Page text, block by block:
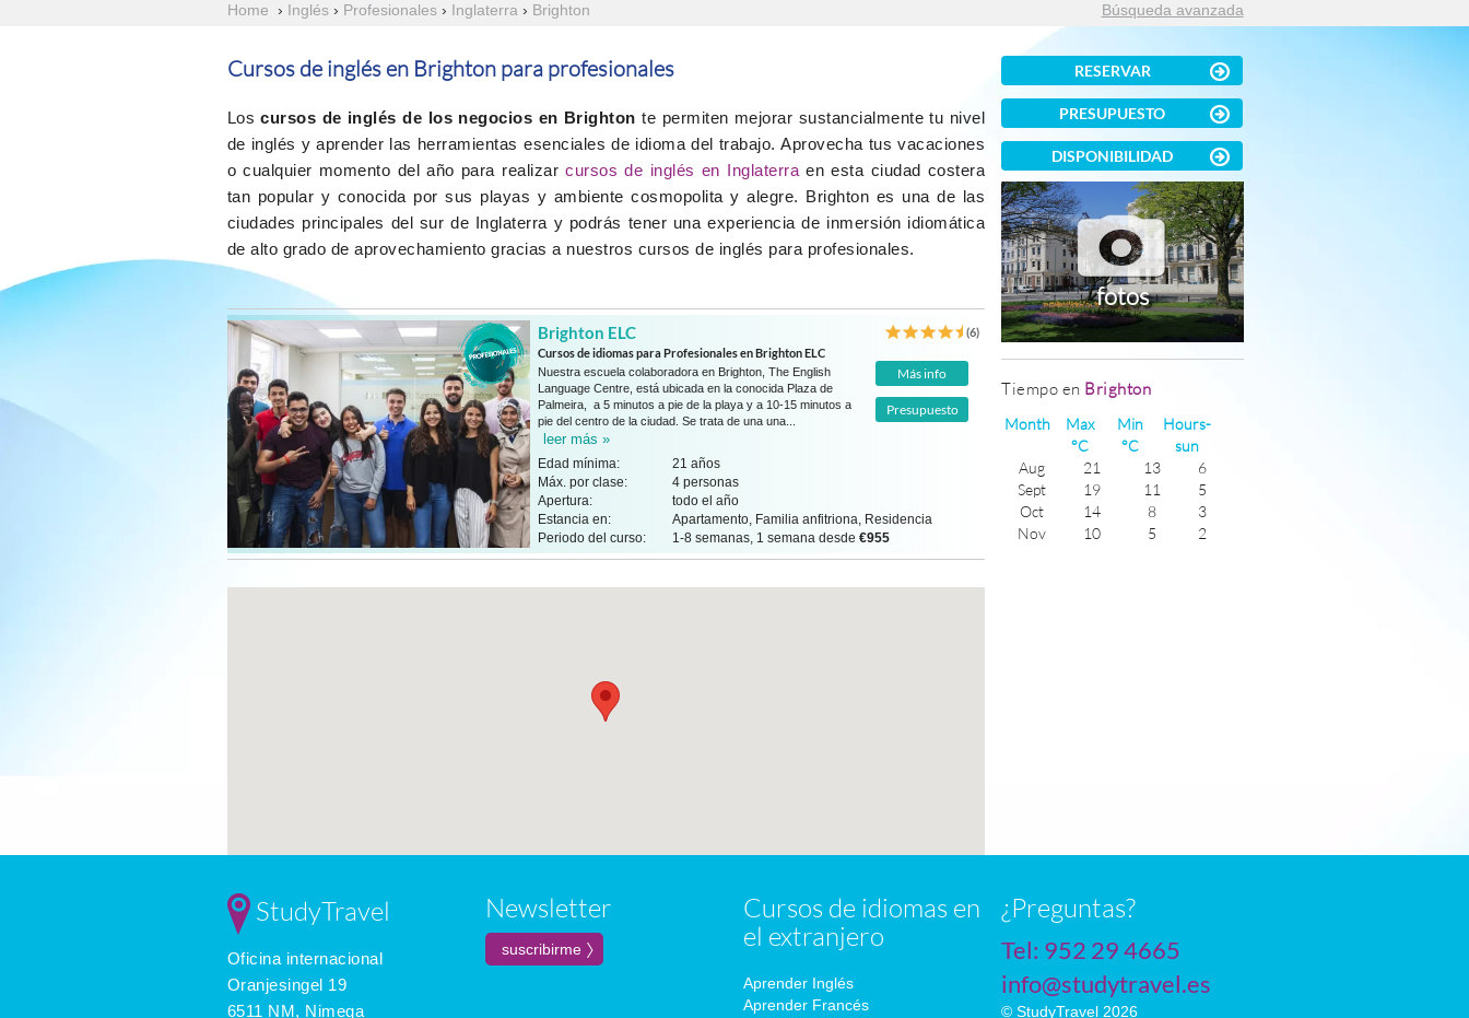
Home › Inglés› Profesionales› Inglaterra › Brighton Búsqueda avanzada
Cursos de inglés en Brighton para profesionales
Loscursos de inglés de los negocios en Brighton te permiten mejorar sustancialmente tu nivel
de inglés y aprender las herramientas esenciales de idioma del trabajo. Aprovecha tus vacaciones
o cualquier momento del año para realizarcursos de inglés en Inglaterra en esta ciudad costera
tan popular y conocida por sus playas y ambiente cosmopolita y alegre. Brighton es una de las
ciudades principales del sur de Inglaterra y podrás tener una experiencia de inmersión idiomática
de alto grado de aprovechamiento gracias a nuestros cursos de inglés para profesionales.
Brighton ELC
(6)
Cursos de idiomas para Profesionales en Brighton ELC
Más info
Presupuesto
Nuestra escuela colaboradora en Brighton, The English
Language Centre, está ubicada en la conocida Plaza de
Palmeira, a 5 minutos a pie de la playa y a 10-15 minutos a
pie del centro de la ciudad. Se trata de una una...
leer más »
Edad mínima:
21 años
Máx. por clase:
4 personas
Apertura:
todo el año
Estancia en:
Apartamento, Familia anfitriona, Residencia
Periodo del curso:
1-8 semanas, 1 semana desde €955
RESERVAR
PRESUPUESTO
DISPONIBILIDAD
fotos
Tiempo en Brighton
Month
Max
°C
Min
°C
Hours-
sun
Aug
21 13
6
Sept
19 11
5
Oct
14 8
3
Nov
10 5
2
StudyTravel
Oficina internacional
Oranjesingel 19
6511 NM, Nimega
Newsletter
Cursos de idiomas en
el extranjero
Aprender Inglés
Aprender Francés
¿Preguntas?
Tel: 952 29 4665
info@studytravel.es
© StudyTravel 2026